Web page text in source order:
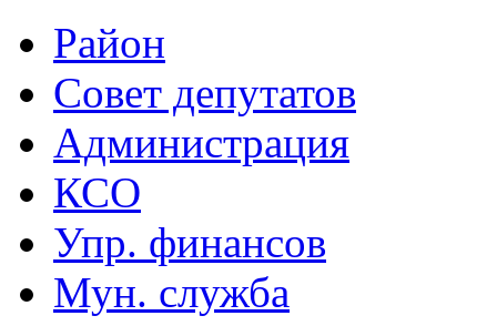
Район
Совет депутатов
Администрация
КСО
Упр. финансов
Мун. служба